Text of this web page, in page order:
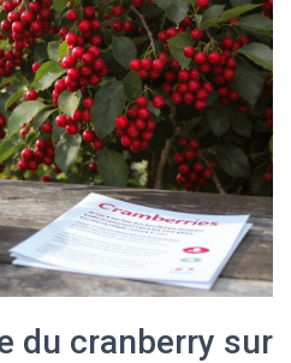
du cranberry sur